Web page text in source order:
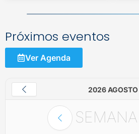
Próximos eventos
Ver Agenda
2026 AGOSTO
SEMANA